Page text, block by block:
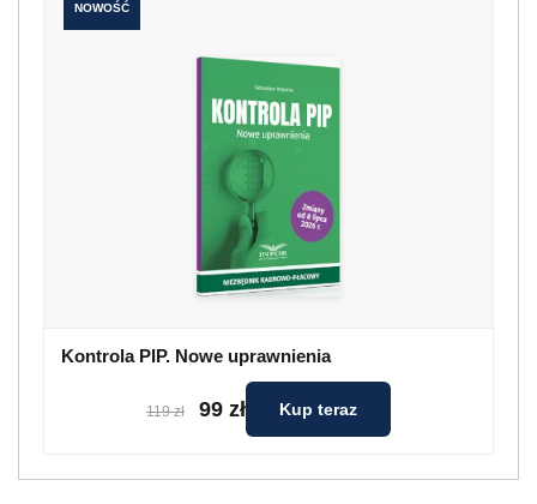
NOWOŚĆ
Kontrola PIP. Nowe uprawnienia
119 zł 99 zł Kup teraz